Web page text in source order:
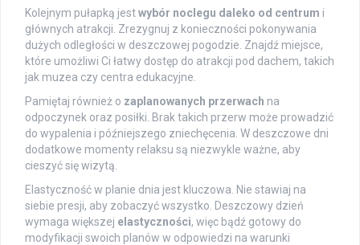
Kolejnym pułapką jestwybór noclegu daleko od centrum i
głównych atrakcji. Zrezygnuj z konieczności pokonywania
dużych odległości w deszczowej pogodzie. Znajdź miejsce,
które umożliwi Ci łatwy dostęp do atrakcji pod dachem, takich
jak muzea czy centra edukacyjne.
Pamiętaj również o zaplanowanych przerwach na
odpoczynek oraz posiłki. Brak takich przerw może prowadzić
do wypalenia i późniejszego zniechęcenia. W deszczowe dni
dodatkowe momenty relaksu są niezwykle ważne, aby
cieszyć się wizytą.
Elastyczność w planie dnia jest kluczowa. Nie stawiaj na
siebie presji, aby zobaczyć wszystko. Deszczowy dzień
wymaga większej elastyczności, więc bądź gotowy do
modyfikacji swoich planów w odpowiedzi na warunki